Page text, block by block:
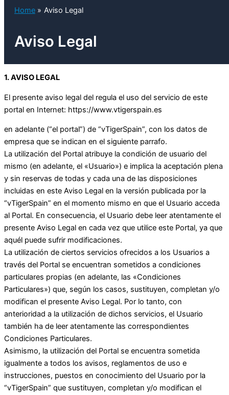
Home Aviso Legal
Aviso Legal
1. AVISO LEGAL
El presente aviso legal del regula el uso del servicio de este
portal en Internet: https://www.vtigerspain.es
en adelante (“el portal”) de “vTigerSpain”, con los datos de
empresa que se indican en el siguiente parrafo.
La utilización del Portal atribuye la condición de usuario del
mismo (en adelante, el «Usuario») e implica la aceptación plena
y sin reservas de todas y cada una de las disposiciones
incluidas en este Aviso Legal en la versión publicada por la
“vTigerSpain” en el momento mismo en que el Usuario acceda
al Portal. En consecuencia, el Usuario debe leer atentamente el
presente Aviso Legal en cada vez que utilice este Portal, ya que
aquél puede sufrir modificaciones.
La utilización de ciertos servicios ofrecidos a los Usuarios a
través del Portal se encuentran sometidos a condiciones
particulares propias (en adelante, las «Condiciones
Particulares») que, según los casos, sustituyen, completan y/o
modifican el presente Aviso Legal. Por lo tanto, con
anterioridad a la utilización de dichos servicios, el Usuario
también ha de leer atentamente las correspondientes
Condiciones Particulares.
Asimismo, la utilización del Portal se encuentra sometida
igualmente a todos los avisos, reglamentos de uso e
instrucciones, puestos en conocimiento del Usuario por la
“vTigerSpain” que sustituyen, completan y/o modifican el